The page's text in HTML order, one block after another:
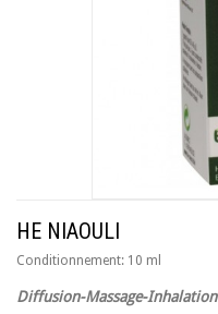
HE NIAOULI
Conditionnement: 10 ml
Diffusion-Massage-Inhalation